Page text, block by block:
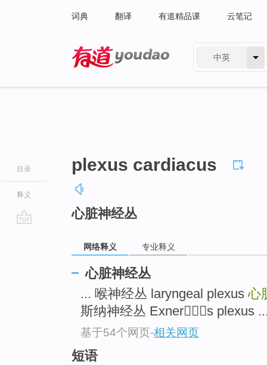
词典 翻译 有道精品课 云笔记
中英
目录
释义
plexus cardiacus
心脏神经丛
网络释义 专业释义
心脏神经丛
... 喉神经丛 laryngeal plexus心
斯纳神经丛 Exners plexus
基于54个网页-相关网页
短语